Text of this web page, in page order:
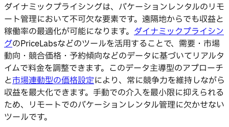
ダイナミックプライシングは、バケーションレンタルのリモ
ート管理において不可欠な要素です。遠隔地からでも収益と
稼働率の最適化が可能になります。 ダイナミックプライシン
グのPriceLabsなどのツールを活用することで、需要・市場
動向・競合価格・予約傾向などのデータに基づいてリアルタ
イムで料金を調整できます。このデータ主導型のアプローチ
と市場連動型の価格設定により、常に競争力を維持しながら
収益を最大化できます。手動での介入を最小限に抑えられる
ため、リモートでのバケーションレンタル管理に欠かせない
ツールです。